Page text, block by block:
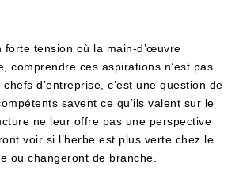
forte tension où la main-d’œuvre
comprendre ces aspirations n’est pas
d’entreprise, c’est une question de
savent ce qu’ils valent sur le
ne leur offre pas une perspective
voir si l’herbe est plus verte chez le
ou changeront de branche.